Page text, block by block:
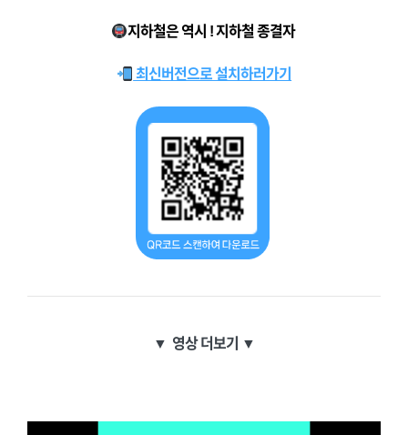
지하철은 역시 ! 지하철 종결자
최신버전으로 설치하러가기
▼ 영상 더보기 ▼